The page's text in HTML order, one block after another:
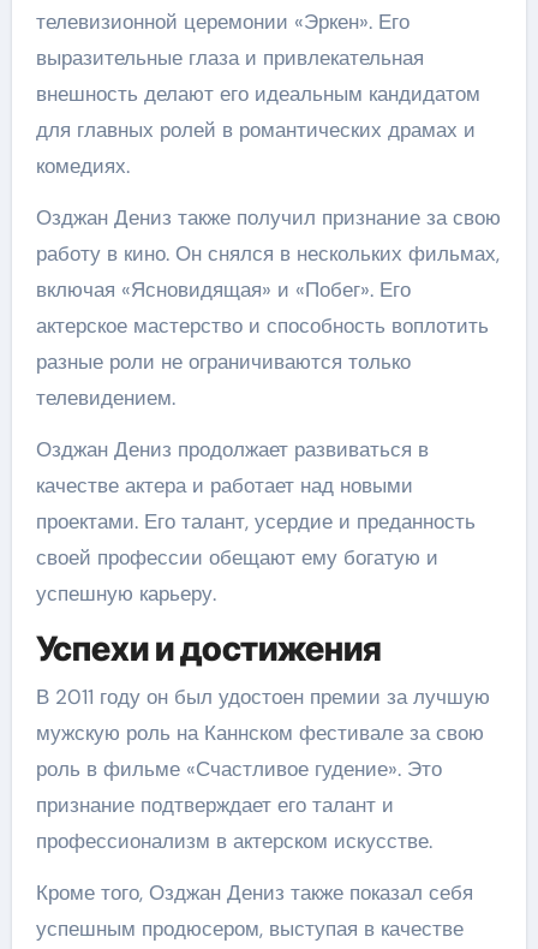
телевизионной церемонии «Эркен». Его
выразительные глаза и привлекательная
внешность делают его идеальным кандидатом
для главных ролей в романтических драмах и
комедиях.
Озджан Дениз также получил признание за свою
работу в кино. Он снялся в нескольких фильмах,
включая «Ясновидящая» и «Побег». Его
актерское мастерство и способность воплотить
разные роли не ограничиваются только
телевидением.
Озджан Дениз продолжает развиваться в
качестве актера и работает над новыми
проектами. Его талант, усердие и преданность
своей профессии обещают ему богатую и
успешную карьеру.
Успехи и достижения
В 2011 году он был удостоен премии за лучшую
мужскую роль на Каннском фестивале за свою
роль в фильме «Счастливое гудение». Это
признание подтверждает его талант и
профессионализм в актерском искусстве.
Кроме того, Озджан Дениз также показал себя
успешным продюсером, выступая в качестве